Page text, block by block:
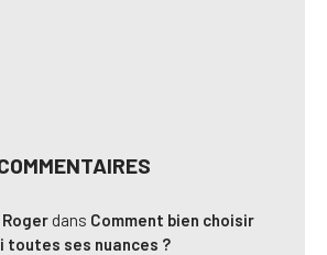
dans Comment bien choisir
toutes ses nuances ?